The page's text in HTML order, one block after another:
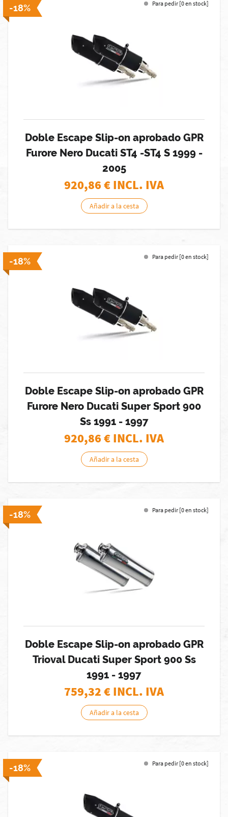
-18% Para pedir [0 en stock]
Doble Escape Slip-on aprobado GPR
Furore Nero Ducati ST4 -ST4 S 1999 -
2005
920,86€ INCL. IVA
Añadir a la cesta
-18% Para pedir [0 en stock]
Doble Escape Slip-on aprobado GPR
Furore Nero Ducati Super Sport 900
Ss 1991 - 1997
920,86€ INCL. IVA
Añadir a la cesta
-18% Para pedir [0 en stock]
Doble Escape Slip-on aprobado GPR
Trioval Ducati Super Sport 900 Ss
1991 - 1997
759,32€ INCL. IVA
Añadir a la cesta
-18% Para pedir [0 en stock]